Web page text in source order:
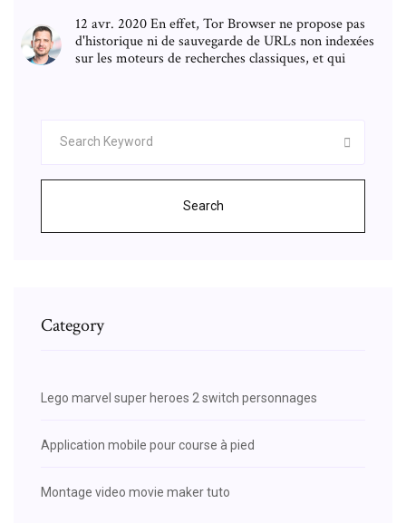
12 avr. 2020 En effet, Tor Browser ne propose pas
d'historique ni de sauvegarde de URLs non indexées
sur les moteurs de recherches classiques, et qui
Search
Category
Lego marvel super heroes 2 switch personnages
Application mobile pour course à pied
Montage video movie maker tuto